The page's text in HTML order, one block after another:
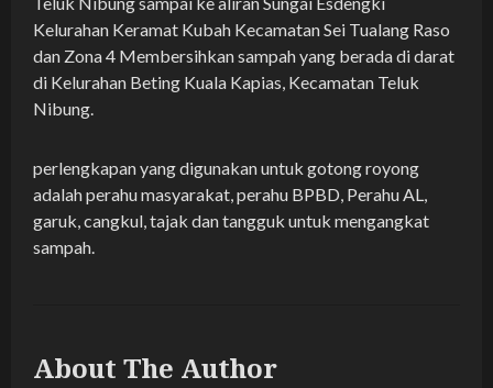
Kelurahan Keramat Kubah Kecamatan Sei Tualang Raso
dan Zona 4 Membersihkan sampah yang berada di darat
di Kelurahan Beting Kuala Kapias, Kecamatan Teluk
Nibung.
perlengkapan yang digunakan untuk gotong royong
adalah perahu masyarakat, perahu BPBD, Perahu AL,
garuk, cangkul, tajak dan tangguk untuk mengangkat
sampah.
About The Author